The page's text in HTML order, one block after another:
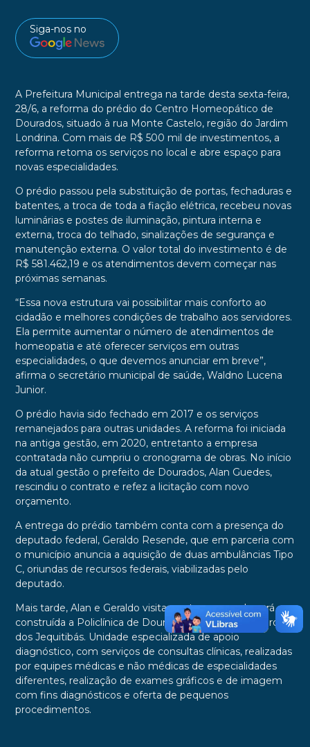
Siga-nos no
A Prefeitura Municipal entrega na tarde desta sexta-feira,
28/6, a reforma do prédio do Centro Homeopático de
Dourados, situado à rua Monte Castelo, região do Jardim
Londrina. Com mais de R$ 500 mil de investimentos, a
reforma retoma os serviços no local e abre espaço para
novas especialidades.
O prédio passou pela substituição de portas, fechaduras e
batentes, a troca de toda a fiação elétrica, recebeu novas
luminárias e postes de iluminação, pintura interna e
externa, troca do telhado, sinalizações de segurança e
manutenção externa. O valor total do investimento é de
R$ 581.462,19 e os atendimentos devem começar nas
próximas semanas.
“Essa nova estrutura vai possibilitar mais conforto ao
cidadão e melhores condições de trabalho aos servidores.
Ela permite aumentar o número de atendimentos de
homeopatia e até oferecer serviços em outras
especialidades, o que devemos anunciar em breve”,
afirma o secretário municipal de saúde, Waldno Lucena
Junior.
O prédio havia sido fechado em 2017 e os serviços
remanejados para outras unidades. A reforma foi iniciada
na antiga gestão, em 2020, entretanto a empresa
contratada não cumpriu o cronograma de obras. No início
da atual gestão o prefeito de Dourados, Alan Guedes,
rescindiu o contrato e refez a licitação com novo
orçamento.
A entrega do prédio também conta com a presença do
deputado federal, Geraldo Resende, que em parceria com
o município anuncia a aquisição de duas ambulâncias Tipo
C, oriundas de recursos federais, viabilizadas pelo
deputado.
Mais tarde, Alan e Geraldo visitam o terreno onde será
construída a Policlínica de Dourados, na região do Parque
dos Jequitibás. Unidade especializada de apoio
diagnóstico, com serviços de consultas clínicas, realizadas
por equipes médicas e não médicas de especialidades
diferentes, realização de exames gráficos e de imagem
com fins diagnósticos e oferta de pequenos
procedimentos.